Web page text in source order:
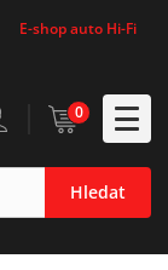
E-shop auto Hi-Fi
Hledat
0